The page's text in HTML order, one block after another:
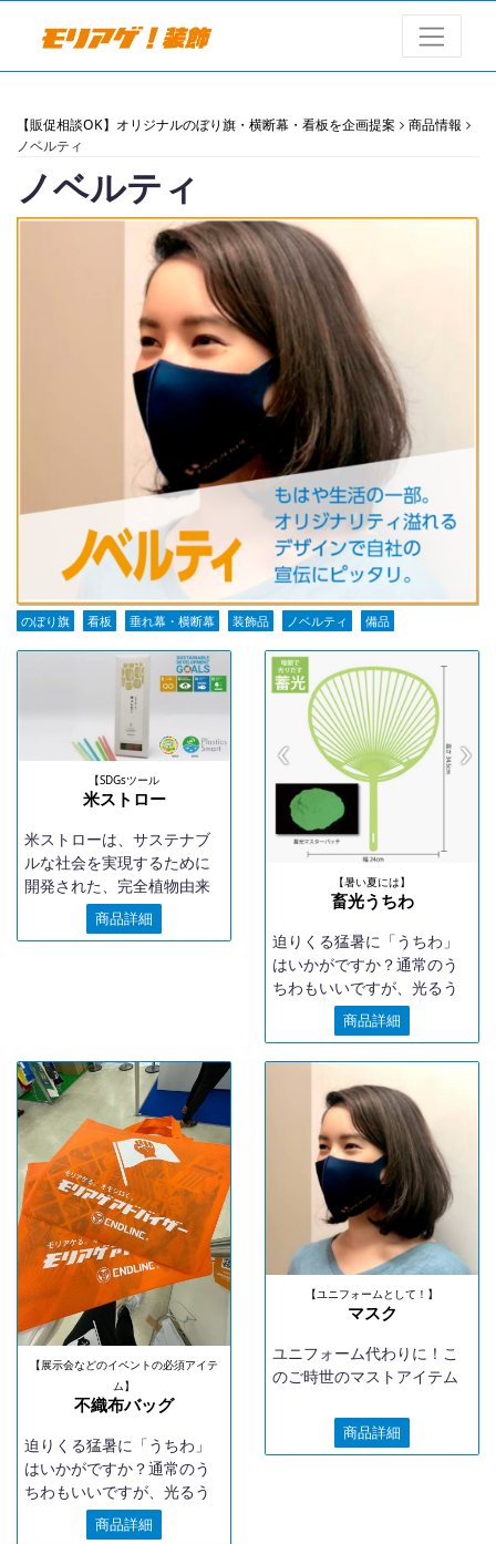
【販促相談OK】オリジナルのぼり旗・横断幕・看板を企画提案
商品情報
ノベルティ
ノベルティ
のぼり旗 看板 垂れ幕・横断幕 装飾品 ノベルティ 備品
【SDGsツール
米ストロー
米ストローは、サステナブ
ルな社会を実現するために
開発された、完全植物由来
の米で出来たストローで
商品詳細
【暑い夏には】
畜光うちわ
迫りくる猛暑に「うちわ」
はいかがですか？通常のう
ちわもいいですが、光るう
ちわはいかがでしょうか？
イベントやプロスポーツチ
ームの試合に一体感が出ま
商品詳細
【展示会などのイベントの必須アイテ
ム】
不織布バッグ
迫りくる猛暑に「うちわ」
はいかがですか？通常のう
ちわもいいですが、光るう
ちわはいかがでしょうか？
イベントやプロスポーツチ
商品詳細
【ユニフォームとして！】
マスク
ユニフォーム代わりに！こ
のご時世のマストアイテム
商品詳細